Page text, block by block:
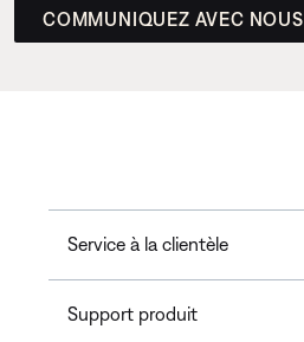
COMMUNIQUEZ AVEC NOUS
Service à la clientèle
Support produit